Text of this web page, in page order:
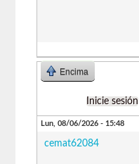
Encima
Inicie sesión
Lun, 08/06/2026 - 15:48
cemat62084